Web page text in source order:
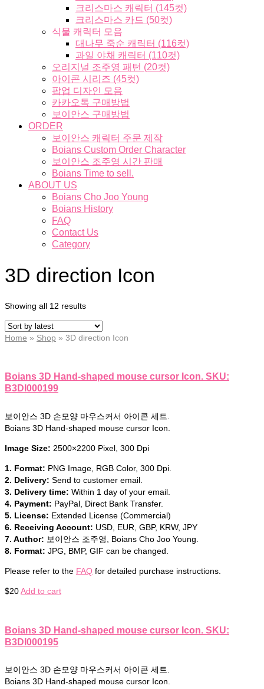
크리스마스 캐릭터 (145컷)
크리스마스 카드 (50컷)
식물 캐릭터 모음
대나무 죽순 캐릭터 (116컷)
과일 야채 캐릭터 (110컷)
오리지널 조주영 패턴 (20컷)
아이콘 시리즈 (45컷)
팝업 디자인 모음
카카오톡 구매방법
보이안스 구매방법
ORDER
보이안스 캐릭터 주문 제작
Boians Custom Order Character
보이안스 조주영 시간 판매
Boians Time to sell.
ABOUT US
Boians Cho Joo Young
Boians History
FAQ
Contact Us
Category
3D direction Icon
Showing all 12 results
Home » Shop » 3D direction Icon
Boians 3D Hand-shaped mouse cursor Icon. SKU:
B3DI000199
보이안스 3D 손모양 마우스커서 아이콘 세트.
Boians 3D Hand-shaped mouse cursor Icon.
Image Size: 2500×2200 Pixel, 300 Dpi
1. Format: PNG Image, RGB Color, 300 Dpi.
2. Delivery: Send to customer email.
3. Delivery time: Within 1 day of your email.
4. Payment: PayPal, Direct Bank Transfer.
5. License: Extended License (Commercial)
6. Receiving Account: USD, EUR, GBP, KRW, JPY
7. Author: 보이안스 조주영, Boians Cho Joo Young.
8. Format: JPG, BMP, GIF can be changed.
Please refer to the FAQ for detailed purchase instructions.
$20Add to cart
Boians 3D Hand-shaped mouse cursor Icon. SKU:
B3DI000195
보이안스 3D 손모양 마우스커서 아이콘 세트.
Boians 3D Hand-shaped mouse cursor Icon.